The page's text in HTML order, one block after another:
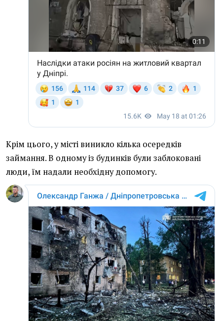
Крім цього, у місті виникло кілька осередків
займання. В одному із будинків були заблоковані
люди, їм надали необхідну допомогу.